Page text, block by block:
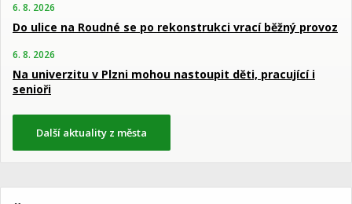
6. 8. 2026
Do ulice na Roudné se po rekonstrukci vrací běžný provoz
6. 8. 2026
Na univerzitu v Plzni mohou nastoupit děti, pracující i
senioři
Další aktuality z města